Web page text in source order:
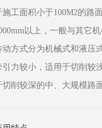
工面积小于100M2的路
以上，一般与其
动方式分为机械式和液压
力较小，适用于切削较
削较深的中、大规模路